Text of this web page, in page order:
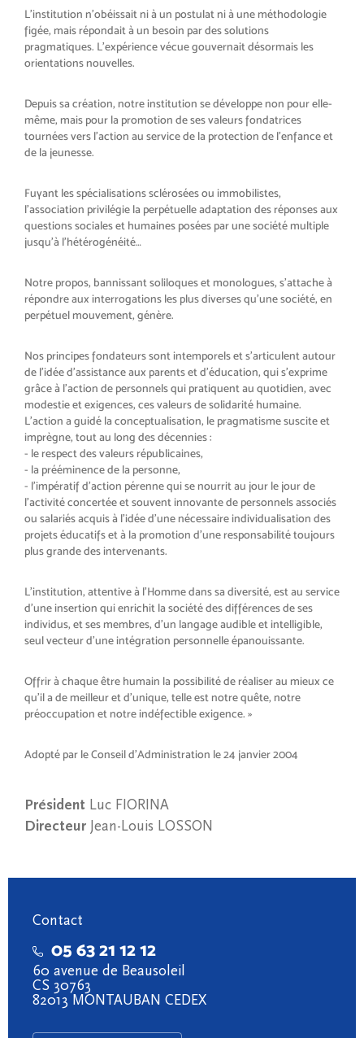
L’institution n’obéissait ni à un postulat ni à une méthodologie
figée, mais répondait à un besoin par des solutions
pragmatiques. L’expérience vécue gouvernait désormais les
orientations nouvelles.
Depuis sa création, notre institution se développe non pour elle-
même, mais pour la promotion de ses valeurs fondatrices
tournées vers l’action au service de la protection de l’enfance et
de la jeunesse.
Fuyant les spécialisations sclérosées ou immobilistes,
l’association privilégie la perpétuelle adaptation des réponses aux
questions sociales et humaines posées par une société multiple
jusqu’à l’hétérogénéité…
Notre propos, bannissant soliloques et monologues, s’attache à
répondre aux interrogations les plus diverses qu’une société, en
perpétuel mouvement, génère.
Nos principes fondateurs sont intemporels et s’articulent autour
de l’idée d’assistance aux parents et d’éducation, qui s’exprime
grâce à l’action de personnels qui pratiquent au quotidien, avec
modestie et exigences, ces valeurs de solidarité humaine.
L’action a guidé la conceptualisation, le pragmatisme suscite et
imprègne, tout au long des décennies :
- le respect des valeurs républicaines,
- la prééminence de la personne,
- l’impératif d’action pérenne qui se nourrit au jour le jour de
l’activité concertée et souvent innovante de personnels associés
ou salariés acquis à l’idée d’une nécessaire individualisation des
projets éducatifs et à la promotion d’une responsabilité toujours
plus grande des intervenants.
L’institution, attentive à l’Homme dans sa diversité, est au service
d’une insertion qui enrichit la société des différences de ses
individus, et ses membres, d’un langage audible et intelligible,
seul vecteur d’une intégration personnelle épanouissante.
Offrir à chaque être humain la possibilité de réaliser au mieux ce
qu’il a de meilleur et d’unique, telle est notre quête, notre
préoccupation et notre indéfectible exigence. »
Adopté par le Conseil d’Administration le 24 janvier 2004
Président Luc FIORINA
Directeur Jean-Louis LOSSON
Contact
05 63 21 12 12
60 avenue de Beausoleil
CS 30763
82013 MONTAUBAN CEDEX